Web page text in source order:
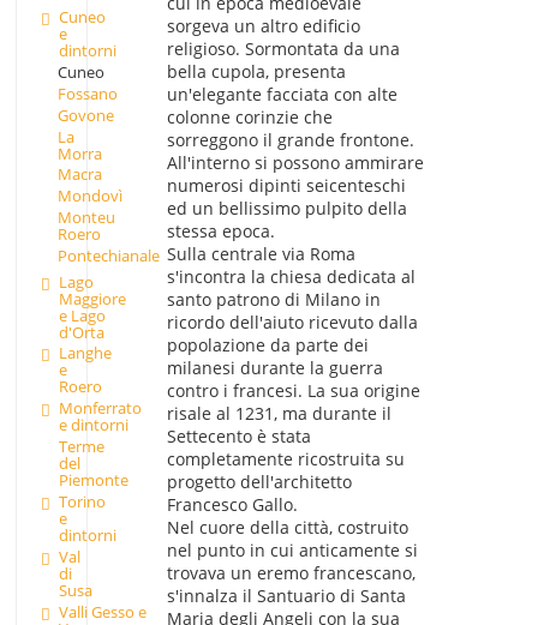
Cuneo
e
dintorni
Cuneo
Fossano
Govone
La
Morra
Macra
Mondovì
Monteu
Roero
Pontechianale
Lago
Maggiore
e Lago
d'Orta
Langhe
e
Roero
Monferrato
e dintorni
Terme
del
Piemonte
Torino
e
dintorni
Val
di
Susa
Valli Gesso e
sorgeva un altro edificio
religioso. Sormontata da una
bella cupola, presenta
un'elegante facciata con alte
colonne corinzie che
sorreggono il grande frontone.
All'interno si possono ammirare
numerosi dipinti seicenteschi
ed un bellissimo pulpito della
stessa epoca.
Sulla centrale via Roma
s'incontra la chiesa dedicata al
santo patrono di Milano in
ricordo dell'aiuto ricevuto dalla
popolazione da parte dei
milanesi durante la guerra
contro i francesi. La sua origine
risale al 1231, ma durante il
Settecento è stata
completamente ricostruita su
progetto dell'architetto
Francesco Gallo.
Nel cuore della città, costruito
nel punto in cui anticamente si
trovava un eremo francescano,
s'innalza il Santuario di Santa
Maria degli Angeli con la sua